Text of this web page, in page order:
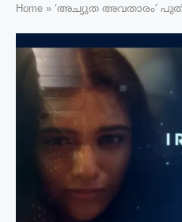
Home » ‘അച്യുത അവതാരം’